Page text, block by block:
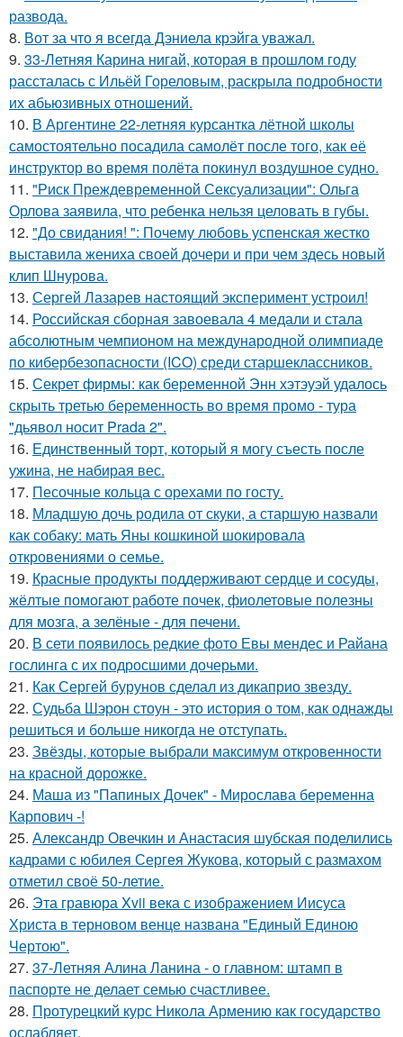
развода.
8. Вот за что я всегда Дэниела крэйга уважал.
9. 33-Летняя Карина нигай, которая в прошлом году
рассталась с Ильёй Гореловым, раскрыла подробности
их абьюзивных отношений.
10. В Аргентине 22-летняя курсантка лётной школы
самостоятельно посадила самолёт после того, как её
инструктор во время полёта покинул воздушное судно.
11. "Риск Преждевременной Сексуализации": Ольга
Орлова заявила, что ребенка нельзя целовать в губы.
12. "До свидания! ": Почему любовь успенская жестко
выставила жениха своей дочери и при чем здесь новый
клип Шнурова.
13. Сергей Лазарев настоящий эксперимент устроил!
14. Российская сборная завоевала 4 медали и стала
абсолютным чемпионом на международной олимпиаде
по кибербезопасности (ICO) среди старшеклассников.
15. Секрет фирмы: как беременной Энн хэтэуэй удалось
скрыть третью беременность во время промо - тура
"дьявол носит Prada 2".
16. Единственный торт, который я могу съесть после
ужина, не набирая вес.
17. Песочные кольца с орехами по госту.
18. Младшую дочь родила от скуки, а старшую назвали
как собаку: мать Яны кошкиной шокировала
откровениями о семье.
19. Красные продукты поддерживают сердце и сосуды,
жёлтые помогают работе почек, фиолетовые полезны
для мозга, а зелёные - для печени.
20. В сети появилось редкие фото Евы мендес и Райана
гослинга с их подросшими дочерьми.
21. Как Сергей бурунов сделал из дикаприо звезду.
22. Судьба Шэрон стоун - это история о том, как однажды
решиться и больше никогда не отступать.
23. Звёзды, которые выбрали максимум откровенности
на красной дорожке.
24. Маша из "Папиных Дочек" - Мирослава беременна
Карпович -!
25. Александр Овечкин и Анастасия шубская поделились
кадрами с юбилея Сергея Жукова, который с размахом
отметил своё 50-летие.
26. Эта гравюра Xvii века с изображением Иисуса
Христа в терновом венце названа "Единый Единою
Чертою".
27. 37-Летняя Алина Ланина - о главном: штамп в
паспорте не делает семью счастливее.
28. Протурецкий курс Никола Армению как государство
ослабляет.